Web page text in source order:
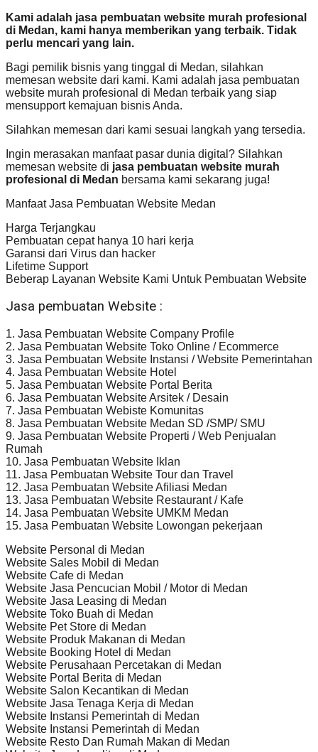
Kami adalah jasa pembuatan website murah profesional
di Medan, kami hanya memberikan yang terbaik. Tidak
perlu mencari yang lain.
Bagi pemilik bisnis yang tinggal di Medan, silahkan
memesan website dari kami. Kami adalah jasa pembuatan
website murah profesional di Medan terbaik yang siap
mensupport kemajuan bisnis Anda.
Silahkan memesan dari kami sesuai langkah yang tersedia.
Ingin merasakan manfaat pasar dunia digital? Silahkan
memesan website di jasa pembuatan website murah
profesional di Medan bersama kami sekarang juga!
Manfaat Jasa Pembuatan Website Medan
Harga Terjangkau
Pembuatan cepat hanya 10 hari kerja
Garansi dari Virus dan hacker
Lifetime Support
Beberap Layanan Website Kami Untuk Pembuatan Website
Jasa pembuatan Website :
1. Jasa Pembuatan Website Company Profile
2. Jasa Pembuatan Website Toko Online / Ecommerce
3. Jasa Pembuatan Website Instansi / Website Pemerintahan
4. Jasa Pembuatan Website Hotel
5. Jasa Pembuatan Website Portal Berita
6. Jasa Pembuatan Website Arsitek / Desain
7. Jasa Pembuatan Webiste Komunitas
8. Jasa Pembuatan Website Medan SD /SMP/ SMU
9. Jasa Pembuatan Website Properti / Web Penjualan
Rumah
10. Jasa Pembuatan Website Iklan
11. Jasa Pembuatan Website Tour dan Travel
12. Jasa Pembuatan Website Afiliasi Medan
13. Jasa Pembuatan Website Restaurant / Kafe
14. Jasa Pembuatan Website UMKM Medan
15. Jasa Pembuatan Website Lowongan pekerjaan
Website Personal di Medan
Website Sales Mobil di Medan
Website Cafe di Medan
Website Jasa Pencucian Mobil / Motor di Medan
Website Jasa Leasing di Medan
Website Toko Buah di Medan
Website Pet Store di Medan
Website Produk Makanan di Medan
Website Booking Hotel di Medan
Website Perusahaan Percetakan di Medan
Website Portal Berita di Medan
Website Salon Kecantikan di Medan
Website Jasa Tenaga Kerja di Medan
Website Instansi Pemerintah di Medan
Website Instansi Pemerintah di Medan
Website Resto Dan Rumah Makan di Medan